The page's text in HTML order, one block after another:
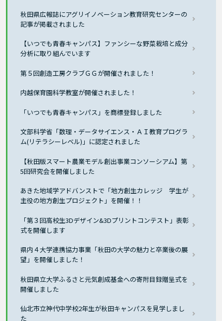
秋田県広報誌にアグリイノベーション教育研究センターの
記事が掲載されました
【いつでも青春キャンパス】ファンシーな野菜栽培と成分
分析に取り組んでいます
第５回創造工房クラブＧＧが開催されました！
内越保育園科学教室が開催されました！
「いつでも青春キャンパス」を商標登録しました
文部科学省「数理・データサイエンス・ＡＩ教育プログラ
ム(リテラシーレベル)」に認定されました
【秋田版スマート農業モデル創出事業コンソーシアム】第
5回研究会を開催しました
あきた地域学アドバンストで「地方創生カレッジ 学生が
主役の地方創生プロジェクト」を開催！！
「第３回高校生3Dデザイン&3Dプリントコンテスト」表彰
式を開催します
県内４大学連携協力事業「秋田の大学の魅力と卒業後の展
望」を開催しました！
秋田県立大学ふるさと元気創成基金への寄附目録贈呈式を
開催しました
仙北市立神代中学校2年生が秋田キャンパスを見学しまし
た